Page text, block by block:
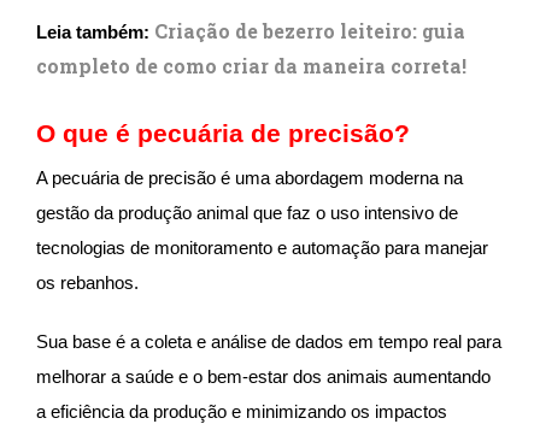
Leia também: Criação de bezerro leiteiro: guia
completo de como criar da maneira correta!
O que é pecuária de precisão?
A pecuária de precisão é uma abordagem moderna na
gestão da produção animal que faz o uso intensivo de
tecnologias de monitoramento e automação para manejar
os rebanhos.
Sua base é a coleta e análise de dados em tempo real para
melhorar a saúde e o bem-estar dos animais aumentando
a eficiência da produção e minimizando os impactos